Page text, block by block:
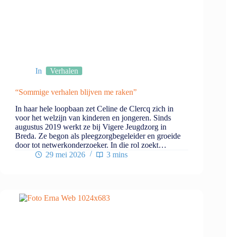
In Verhalen
“Sommige verhalen blijven me raken”
In haar hele loopbaan zet Celine de Clercq zich in
voor het welzijn van kinderen en jongeren. Sinds
augustus 2019 werkt ze bij Vigere Jeugdzorg in
Breda. Ze begon als pleegzorgbegeleider en groeide
door tot netwerkonderzoeker. In die rol zoekt…
29 mei 2026
3 mins